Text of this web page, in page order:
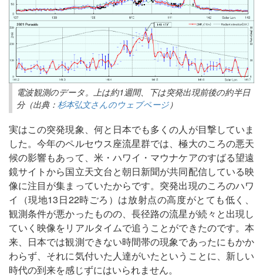
電波観測のデータ。上は約1週間、下は突発出現前後の約半日
分（出典：杉本弘文さんのウェブページ ）
実はこの突発現象、何と日本でも多くの人が目撃していま
した。今年のペルセウス座流星群では、極大のころの悪天
候の影響もあって、米・ハワイ・マウナケアのすばる望遠
鏡サイトから国立天文台と朝日新聞が共同配信している映
像に注目が集まっていたからです。突発出現のころのハワ
イ（現地13日22時ごろ）は放射点の高度がとても低く、
観測条件が悪かったものの、長径路の流星が続々と出現し
ていく映像をリアルタイムで追うことができたのです。本
来、日本では観測できない時間帯の現象であったにもかか
わらず、それに気付いた人達がいたということに、新しい
時代の到来を感じずにはいられません。